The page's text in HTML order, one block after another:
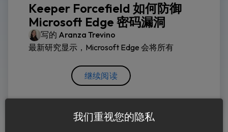
Keeper Forcefield 如何防御
Microsoft Edge 密码漏洞
写的 Aranza Trevino
最新研究显示，Microsoft Edge 会将所有
继续阅读
我们重视您的隐私